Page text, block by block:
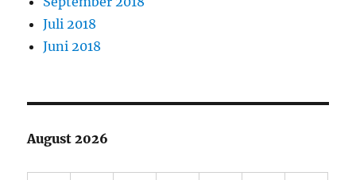
Juli 2018
Juni 2018
August 2026